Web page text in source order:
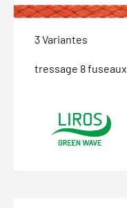
3 Variantes
tressage 8 fuseaux